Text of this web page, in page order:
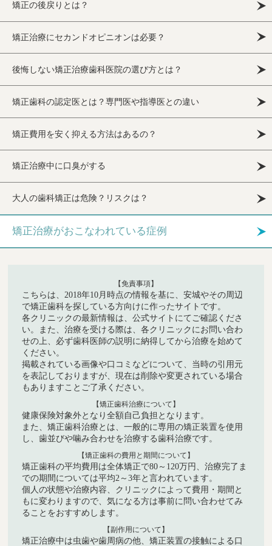
矯正の後戻りとは？
矯正治療にセカンドオピニオンは必要？
後悔しない矯正治療歯科医院の選び方とは？
矯正歯科の認定医とは？専門医や指導医との違い
矯正費用を安く抑える方法はあるの？
矯正治療中に口臭がする
大人の歯科矯正は危険？リスクは？
矯正治療がおこなわれている症例
【免責事項】
こちらは、2018年10月時点の情報を基に、安城やその周辺
で矯正歯科を探している方向けに作ったサイトです。
各クリニックの最新情報は、公式サイトにてご確認くださ
い。また、治療を受ける際は、各クリニックにお問い合わ
せの上、必ず歯科医師の説明に納得してから治療を始めて
ください。
掲載されている画像や口コミなどについて、当時の引用元
を表記しておりますが、現在は削除や変更されている場合
もありますことご了承ください。
【矯正歯科治療について】
健康保険対象外となり全額自己負担となります。
また、矯正歯科治療とは、一般的に専用の矯正装置を使用
し、歯並びや噛み合わせを治療する歯科治療です。
【矯正歯科の費用と期間について】
矯正歯科の平均費用は全体矯正で80～120万円、治療完了ま
での期間については平均2～3年と言われています。
個人の状態や治療内容、クリニックによって費用・期間と
もに変わりますので、気になる方は事前に問い合わせてみ
ることをおすすめします。
【副作用について】
矯正治療中は虫歯や歯周病の他、矯正装置の接触による口